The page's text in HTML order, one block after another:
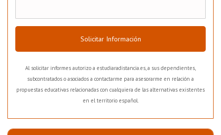
Solicitar Información
Al solicitar informes autorizo a estudiaradistancia.es, a sus dependientes,
subcontratados o asociados a contactarme para asesorarme en relación a
propuestas educativas relacionadas con cualquiera de las alternativas existentes
en el territorio español.